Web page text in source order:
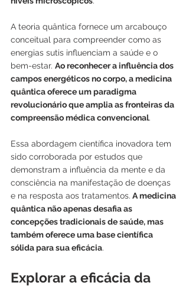
A teoria quântica fornece um arcabouço
conceitual para compreender como as
energias sutis influenciam a saúde e o
bem-estar. Ao reconhecer a influência dos
campos energéticos no corpo, a medicina
quântica oferece um paradigma
revolucionário que amplia as fronteiras da
compreensão médica convencional.
Essa abordagem científica inovadora tem
sido corroborada por estudos que
demonstram a influência da mente e da
consciência na manifestação de doenças
e na resposta aos tratamentos. A medicina
quântica não apenas desafia as
concepções tradicionais de saúde, mas
também oferece uma base científica
sólida para sua eficácia.
Explorar a eficácia da